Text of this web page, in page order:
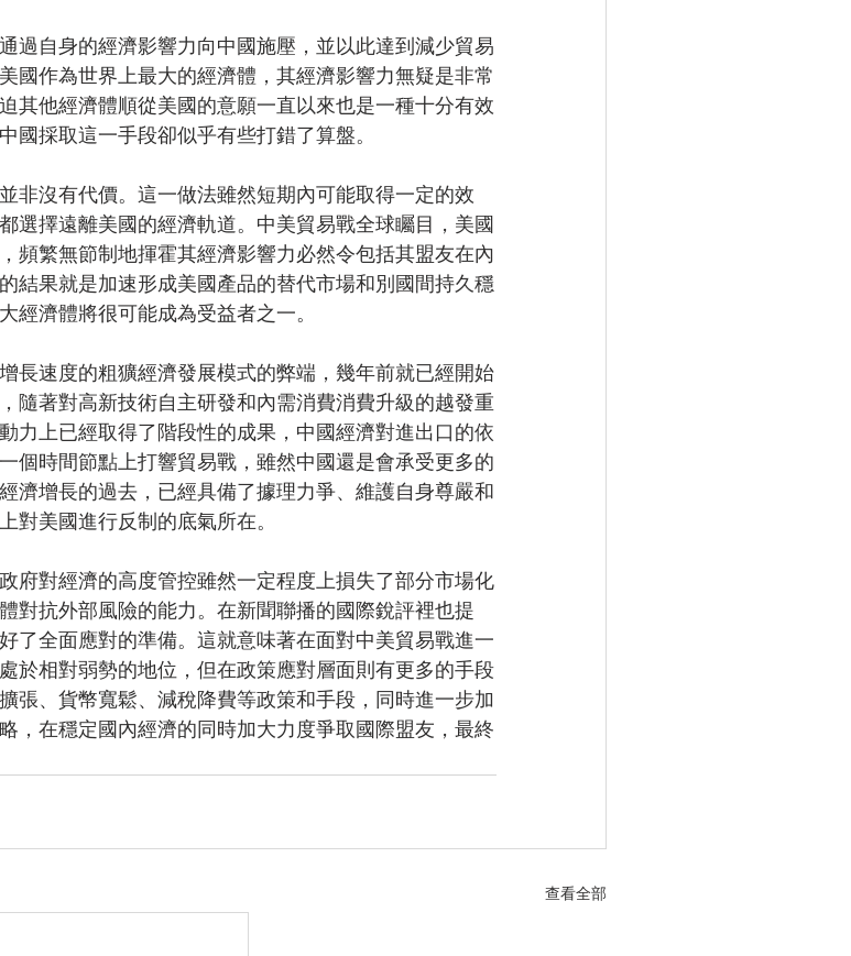
過自身的經濟影響力向中國施壓，並以此達到減少貿易
國作為世界上最大的經濟體，其經濟影響力無疑是非常
其他經濟體順從美國的意願一直以來也是一種十分有效
國採取這一手段卻似乎有些打錯了算盤。
非沒有代價。這一做法雖然短期內可能取得一定的效
選擇遠離美國的經濟軌道。中美貿易戰全球矚目，美國
頻繁無節制地揮霍其經濟影響力必然令包括其盟友在內
結果就是加速形成美國產品的替代市場和別國間持久穩
經濟體將很可能成為受益者之一。
長速度的粗獷經濟發展模式的弊端，幾年前就已經開始
隨著對高新技術自主研發和內需消費消費升級的越發重
力上已經取得了階段性的成果，中國經濟對進出口的依
個時間節點上打響貿易戰，雖然中國還是會承受更多的
濟增長的過去，已經具備了據理力爭、維護自身尊嚴和
對美國進行反制的底氣所在。
府對經濟的高度管控雖然一定程度上損失了部分市場化
對抗外部風險的能力。在新聞聯播的國際銳評裡也提
了全面應對的準備。這就意味著在面對中美貿易戰進一
於相對弱勢的地位，但在政策應對層面則有更多的手段
張、貨幣寬鬆、減稅降費等政策和手段，同時進一步加
，在穩定國內經濟的同時加大力度爭取國際盟友，最終
查看全部